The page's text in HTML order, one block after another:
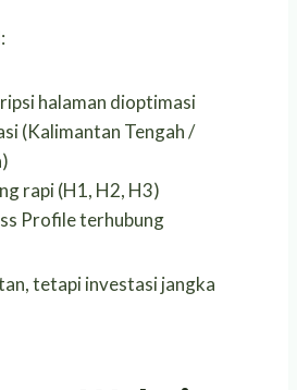
halaman dioptimasi
(Kalimantan Tengah /
rapi (H1, H2, H3)
Profile terhubung
tetapi investasi jangka